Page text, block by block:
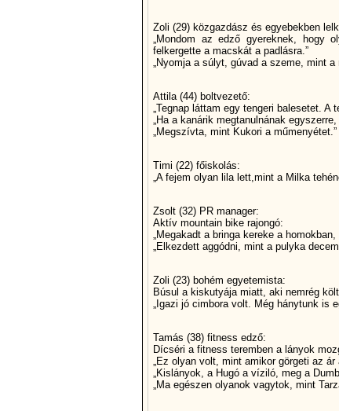
Zoli (29) közgazdász és egyebekben
„Mondom az edző gyereknek,
felkergette a macskát a padlásra.”
„Nyomja a súlyt, gúvad a szeme, mint
Attila (44) boltvezető:
„Tegnap láttam egy tengeri balesetet.
„Ha a kanárik megtanulnának
„Megszívta, mint Kukori a műmenyétet.”
Timi (22) főiskolás:
„A fejem olyan lila lett,mint a Milka
Zsolt (32) PR manager:
Aktív mountain bike rajongó:
„Megakadt a bringa kereke a
„Elkezdett aggódni, mint a pulyka
Zoli (23) bohém egyetemista:
Búsul a kiskutyája miatt, aki nemrég
„Igazi jó cimbora volt. Még hánytunk is
Tamás (38) fitness edző:
Dícséri a fitness teremben a lányok
„Ez olyan volt, mint amikor görgeti az
„Kislányok, a Hugó a víziló, meg a
„Ma egészen olyanok vagytok, mint